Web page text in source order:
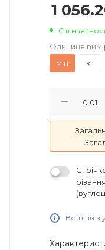
1
Є в
Одиниця
м.п
кг
Всі ціни